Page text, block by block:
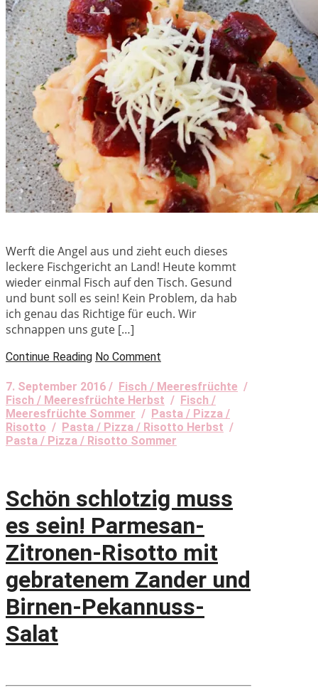
Werft die Angel aus und zieht euch dieses
leckere Fischgericht an Land! Heute kommt
wieder einmal Fisch auf den Tisch. Gesund
und bunt soll es sein! Kein Problem, da hab
ich genau das Richtige für euch. Wir
schnappen uns gute […]
Continue Reading No Comment
7. September 2016 / Fisch / Meeresfrüchte /
Fisch / Meeresfrüchte Herbst / Fisch /
Meeresfrüchte Sommer / Pasta / Pizza /
Risotto / Pasta / Pizza / Risotto Herbst /
Pasta / Pizza / Risotto Sommer
Schön schlotzig muss
es sein! Parmesan-
Zitronen-Risotto mit
gebratenem Zander und
Birnen-Pekannuss-
Salat